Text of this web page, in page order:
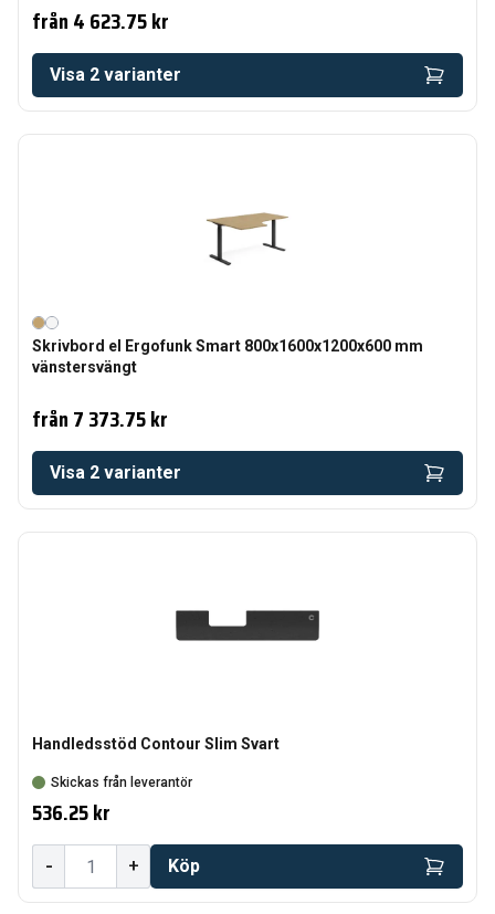
från4 623.75 kr
Visa 2 varianter
Skrivbord el Ergofunk Smart 800x1600x1200x600 mm
vänstersvängt
från7 373.75 kr
Visa 2 varianter
Handledsstöd Contour Slim Svart
Skickas från leverantör
536.25 kr
- + Köp